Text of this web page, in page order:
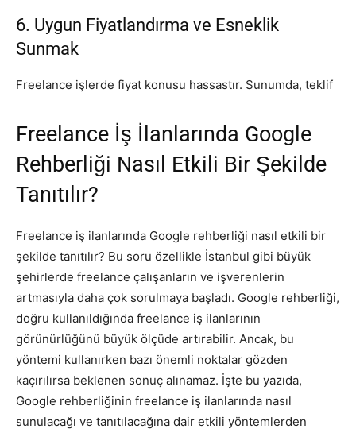
6. Uygun Fiyatlandırma ve Esneklik
Sunmak
Freelance işlerde fiyat konusu hassastır. Sunumda, teklif
Freelance İş İlanlarında Google
Rehberliği Nasıl Etkili Bir Şekilde
Tanıtılır?
Freelance iş ilanlarında Google rehberliği nasıl etkili bir
şekilde tanıtılır? Bu soru özellikle İstanbul gibi büyük
şehirlerde freelance çalışanların ve işverenlerin
artmasıyla daha çok sorulmaya başladı. Google rehberliği,
doğru kullanıldığında freelance iş ilanlarının
görünürlüğünü büyük ölçüde artırabilir. Ancak, bu
yöntemi kullanırken bazı önemli noktalar gözden
kaçırılırsa beklenen sonuç alınamaz. İşte bu yazıda,
Google rehberliğinin freelance iş ilanlarında nasıl
sunulacağı ve tanıtılacağına dair etkili yöntemlerden